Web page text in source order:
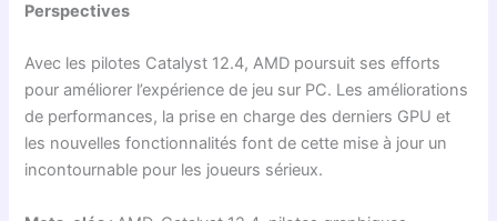
Perspectives
Avec les pilotes Catalyst 12.4, AMD poursuit ses efforts
pour améliorer l’expérience de jeu sur PC. Les améliorations
de performances, la prise en charge des derniers GPU et
les nouvelles fonctionnalités font de cette mise à jour un
incontournable pour les joueurs sérieux.